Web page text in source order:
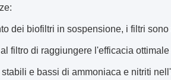
dei biofiltri in sospensione, i filtri
filtro di raggiungere l'efficacia
e bassi di ammoniaca e nitriti